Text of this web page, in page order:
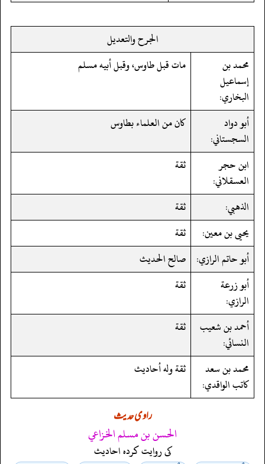
الجرح والتعديل
محمد بن
إسماعيل
البخاري:
مات قبل طاوس، وقبل أبيه مسلم
أبو دواد
السجستاني:
كان من العلماء بطاوس
ابن حجر
العسقلاني:
ثقة
الذهبي:
ثقة
يحيى بن معين:
ثقة
أبو حاتم الرازي: صالح الحديث
أبو زرعة
الرازي:
ثقة
أحمد بن شعيب
النسائي:
ثقة
محمد بن سعد
كاتب الواقدي:
ثقة وله أحاديث
راوی حدیث
الحسن بن مسلم الخزاعي
کی روایت کردہ احادیث